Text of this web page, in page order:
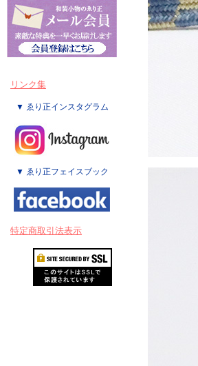
リンク集
▼ ゑり正インスタグラム
▼ ゑり正フェイスブック
特定商取引法表示